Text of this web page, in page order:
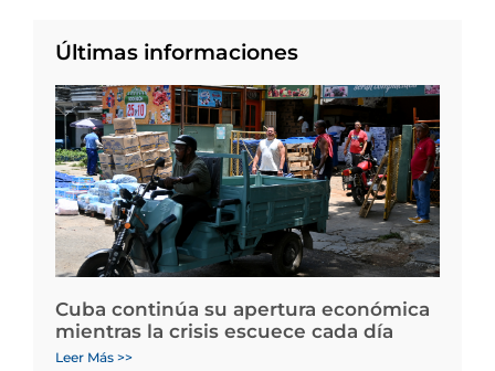
Últimas informaciones
Cuba continúa su apertura económica
mientras la crisis escuece cada día
Leer Más >>